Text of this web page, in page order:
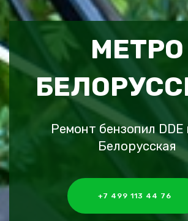
МЕТРО
Ремонт бензопил
Белорусская
+7 499 113 44 76